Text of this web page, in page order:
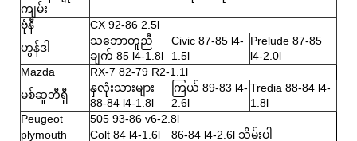
ကျမ်း
ဗုံနီ
CX 92-86 2.5l
ဟွန်ဒါ
သဘောတူညီ
ချက် 85 l4-1.8l
Civic 87-85 l4-
1.5l
Prelude 87-85
l4-2.0l
Mazda
RX-7 82-79 R2-1.1l
မစ်ဆူဘီရှီ
နှလုံးသားများ
88-84 l4-1.8l
ကြယ် 89-83 l4-
2.6l
Tredia 88-84 l4-
1.8l
Peugeot
505 93-86 v6-2.8l
plymouth
Colt 84 l4-1.6l 86-84 l4-2.6l သိမ်းပါ